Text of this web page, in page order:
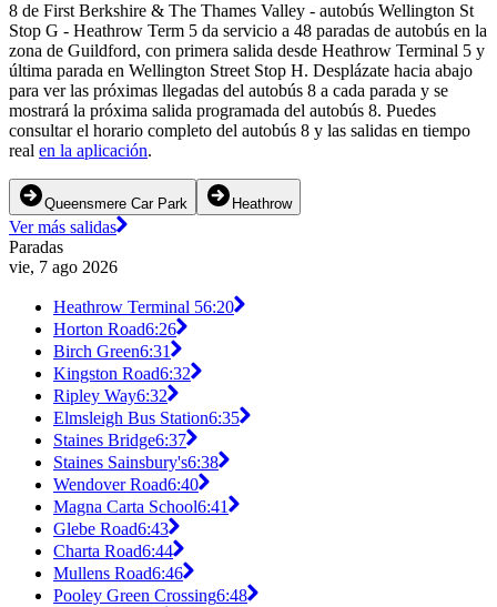
8 de First Berkshire & The Thames Valley - autobús Wellington St
Stop G - Heathrow Term 5 da servicio a 48 paradas de autobús en la
zona de Guildford, con primera salida desde Heathrow Terminal 5 y
última parada en Wellington Street Stop H. Desplázate hacia abajo
para ver las próximas llegadas del autobús 8 a cada parada y se
mostrará la próxima salida programada del autobús 8. Puedes
consultar el horario completo del autobús 8 y las salidas en tiempo
real en la aplicación.
Queensmere Car Park Heathrow
Ver más salidas
Paradas
vie, 7 ago 2026
Heathrow Terminal 56:20
Horton Road6:26
Birch Green6:31
Kingston Road6:32
Ripley Way6:32
Elmsleigh Bus Station6:35
Staines Bridge6:37
Staines Sainsbury's6:38
Wendover Road6:40
Magna Carta School6:41
Glebe Road6:43
Charta Road6:44
Mullens Road6:46
Pooley Green Crossing6:48